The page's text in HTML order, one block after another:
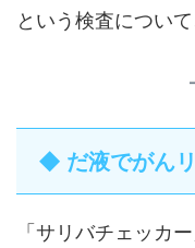
という検査につい
◆ だ液でがん
「サリバチェッカ